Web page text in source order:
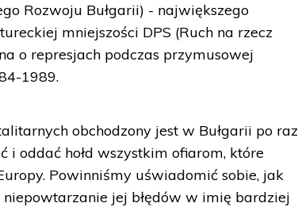
Rozwoju Bułgarii) - największego
mniejszości DPS (Ruch na rzecz
o represjach podczas przymusowej
1989.
obchodzony jest w Bułgarii po raz
oddać hołd wszystkim ofiarom, które
Powinniśmy uświadomić sobie, jak
jej błędów w imię bardziej